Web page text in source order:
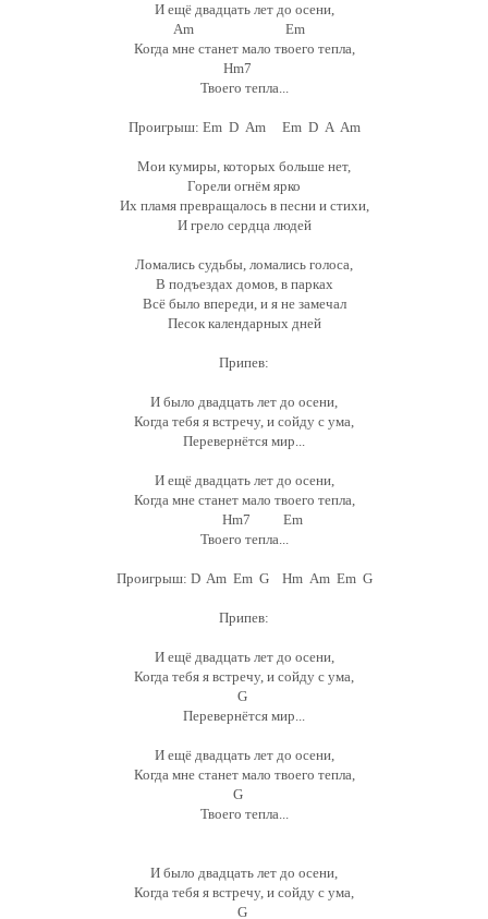
И ещё двадцать лет до осени,
Am Em
Когда мне станет мало твоего тепла,
Hm7
Твоего тепла...
Проигрыш: Em D Am Em D A Am
Мои кумиры, которых больше нет,
Горели огнём ярко
Их пламя превращалось в песни и стихи,
И грело сердца людей
Ломались судьбы, ломались голоса,
В подъездах домов, в парках
Всё было впереди, и я не замечал
Песок календарных дней
Припев:
И было двадцать лет до осени,
Когда тебя я встречу, и сойду с ума,
Перевернётся мир...
И ещё двадцать лет до осени,
Когда мне станет мало твоего тепла,
Hm7 Em
Твоего тепла...
Проигрыш: D Am Em G Hm Am Em G
Припев:
И ещё двадцать лет до осени,
Когда тебя я встречу, и сойду с ума,
G
Перевернётся мир...
И ещё двадцать лет до осени,
Когда мне станет мало твоего тепла,
G
Твоего тепла...
И было двадцать лет до осени,
Когда тебя я встречу, и сойду с ума,
G